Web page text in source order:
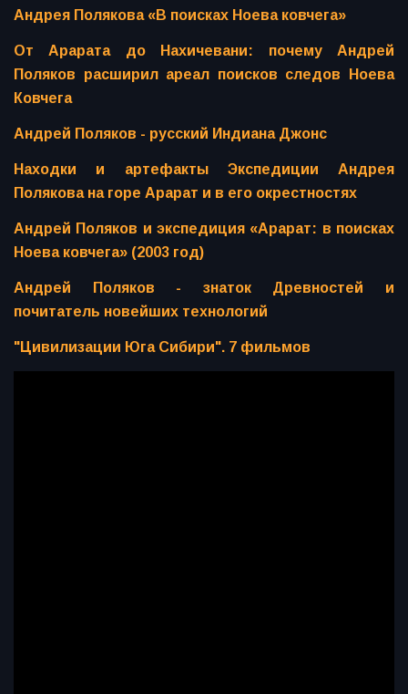
Андрея Полякова «В поисках Ноева ковчега»
От Арарата до Нахичевани: почему Андрей
Поляков расширил ареал поисков следов Ноева
Ковчега
Андрей Поляков - русский Индиана Джонс
Находки и артефакты Экспедиции Андрея
Полякова на горе Арарат и в его окрестностях
Андрей Поляков и экспедиция «Арарат: в поисках
Ноева ковчега» (2003 год)
Андрей Поляков - знаток Древностей и
почитатель новейших технологий
"Цивилизации Юга Сибири". 7 фильмов